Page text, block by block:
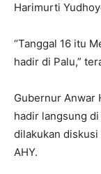
Harimurti
“Tanggal 16 itu
hadir di Palu,”
Gubernur Anwar
hadir langsung
dilakukan
AHY.